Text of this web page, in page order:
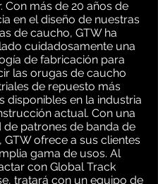
Con más de 20 años de
en el diseño de nuestras
de caucho, GTW ha
cuidadosamente una
de fabricación para
las orugas de caucho
de repuesto más
disponibles en la industria
actual. Con una
de patrones de banda de
GTW ofrece a sus clientes
gama de usos. Al
con Global Track
tratará con un equipo de